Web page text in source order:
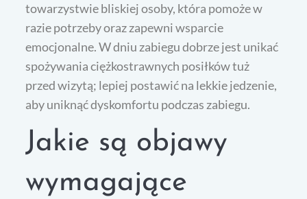
towarzystwie bliskiej osoby, która pomoże w
razie potrzeby oraz zapewni wsparcie
emocjonalne. W dniu zabiegu dobrze jest unikać
spożywania ciężkostrawnych posiłków tuż
przed wizytą; lepiej postawić na lekkie jedzenie,
aby uniknąć dyskomfortu podczas zabiegu.
Jakie są objawy
wymagające